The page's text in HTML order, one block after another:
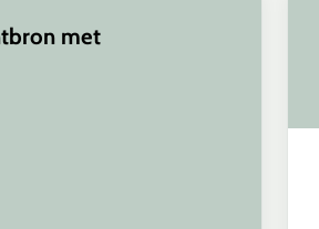
met